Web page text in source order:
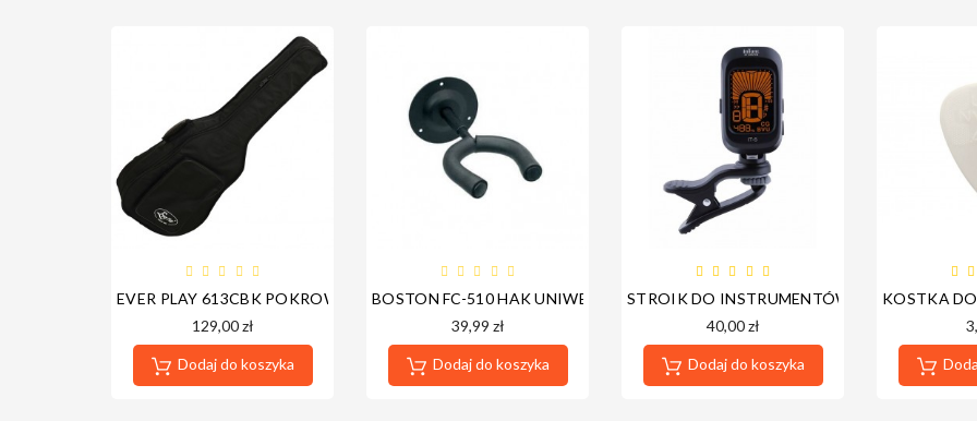
EVER PLAY 613CBK POKROWIEC GITARA KLASYK 12MM
129,00 zł
Dodaj do koszyka
BOSTON FC-510 HAK UNIWERSALNY DO INSTRUMENTÓW
39,99 zł
Dodaj do koszyka
STROIK DO INSTRUMENTÓW BOSTON IT-5
40,00 zł
Dodaj do koszyka
KOSTKA